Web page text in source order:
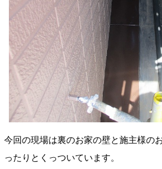
今回の現場は裏のお家の壁と施主様の
ったりとくっついています。